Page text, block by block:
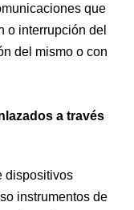
que
o interrupción del
del mismo o con
a través
dispositivos
instrumentos de